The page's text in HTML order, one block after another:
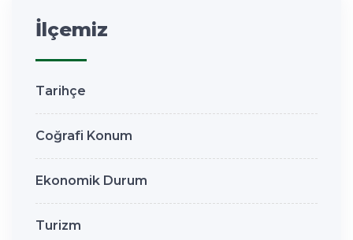
İlçemiz
Tarihçe
Coğrafi Konum
Ekonomik Durum
Turizm